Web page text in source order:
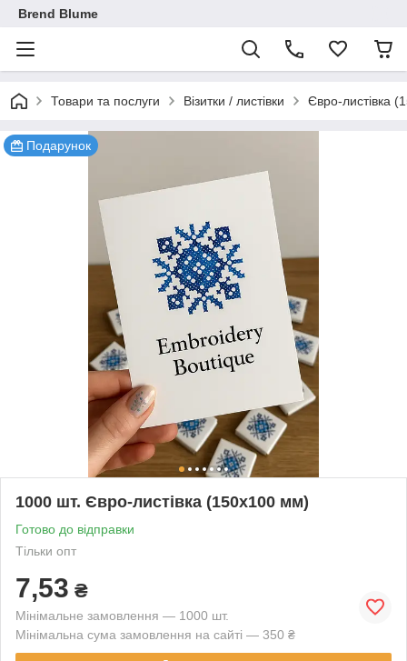
Brend Blume
Товари та послуги Візитки / листівки Євро-листівка
Подарунок
1000 шт. Євро-листівка (150х100 мм)
Готово до відправки
Тільки опт
7,53 ₴
Мінімальне замовлення — 1000 шт.
Мінімальна сума замовлення на сайті — 350 ₴